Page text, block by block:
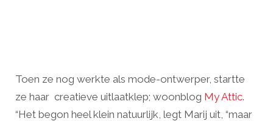
Toen ze nog werkte als mode-ontwerper, startte
ze haar creatieve uitlaatklep; woonblog My Attic.
“Het begon heel klein natuurlijk, legt Marij uit, “maar